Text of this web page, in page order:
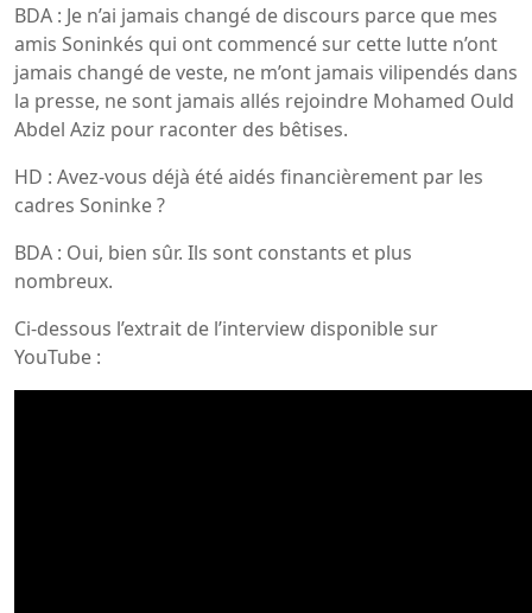
BDA : Je n’ai jamais changé de discours parce que mes
amis Soninkés qui ont commencé sur cette lutte n’ont
jamais changé de veste, ne m’ont jamais vilipendés dans
la presse, ne sont jamais allés rejoindre Mohamed Ould
Abdel Aziz pour raconter des bêtises.
HD : Avez-vous déjà été aidés financièrement par les
cadres Soninke ?
BDA : Oui, bien sûr. Ils sont constants et plus
nombreux.
Ci-dessous l’extrait de l’interview disponible sur
YouTube :